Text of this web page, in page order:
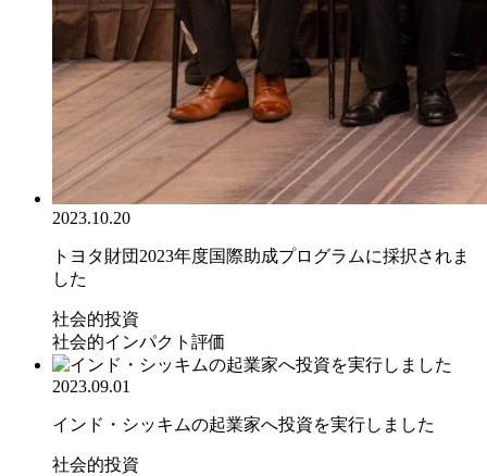
2023.10.20
トヨタ財団2023年度国際助成プログラムに採択されま
した
社会的投資
社会的インパクト評価
2023.09.01
インド・シッキムの起業家へ投資を実行しました
社会的投資